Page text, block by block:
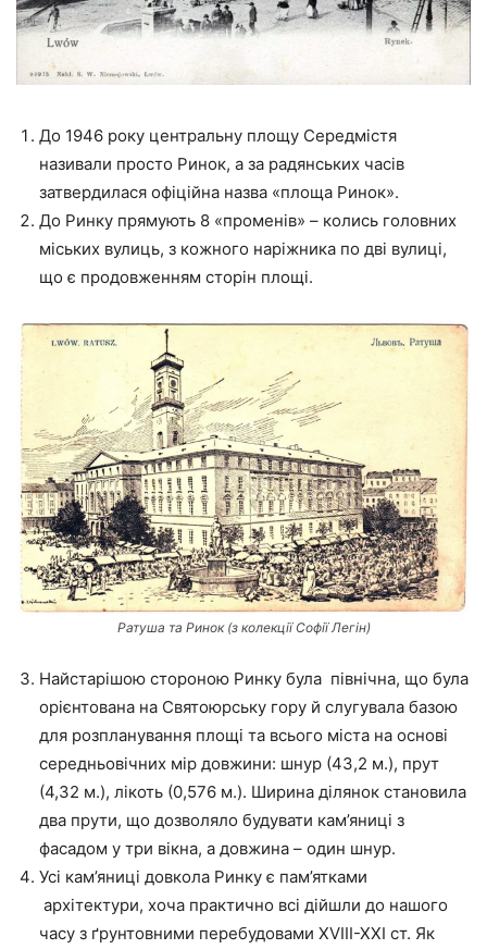
До 1946 року центральну площу Середмістя
називали просто Ринок, а за радянських часів
затвердилася офіційна назва «площа Ринок».
До Ринку прямують 8 «променів» – колись головних
міських вулиць, з кожного наріжника по дві вулиці,
що є продовженням сторін площі.
Ратуша та Ринок (з колекції Софії Легін)
Найстарішою стороною Ринку була північна, що була
орієнтована на Святоюрську гору й слугувала базою
для розпланування площі та всього міста на основі
середньовічних мір довжини: шнур (43,2 м.), прут
(4,32 м.), лікоть (0,576 м.). Ширина ділянок становила
два прути, що дозволяло будувати кам’яниці з
фасадом у три вікна, а довжина – один шнур.
Усі кам’яниці довкола Ринку є пам’ятками
архітектури, хоча практично всі дійшли до нашого
часу з ґрунтовними перебудовами ХVІІІ-ХХІ ст. Як